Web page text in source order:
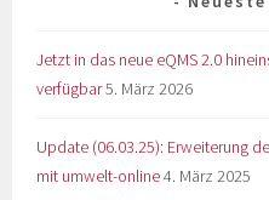
Jetzt in das neue eQMS 2.0
verfügbar5. März 2026
Update (06.03.25): Erweiterung
mit umwelt-online4. März 2025